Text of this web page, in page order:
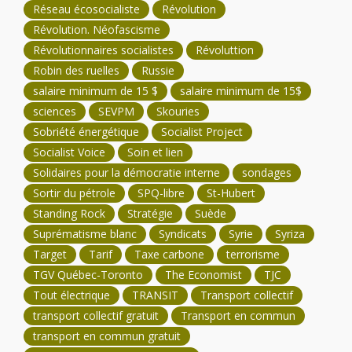
Réseau écosocialiste
Révolution
Révolution. Néofascisme
Révolutionnaires socialistes
Révoluttion
Robin des ruelles
Russie
salaire minimum de 15 $
salaire minimum de 15$
sciences
SEVPM
Skouries
Sobriété énergétique
Socialist Project
Socialist Voice
Soin et lien
Solidaires pour la démocratie interne
sondages
Sortir du pétrole
SPQ-libre
St-Hubert
Standing Rock
Stratégie
Suède
Suprématisme blanc
Syndicats Syrie
Syriza
Target
Tarif Taxe carbone
terrorisme
TGV Québec-Toronto
The Economist
TJC
Tout électrique
TRANSIT
Transport collectif
transport collectif gratuit
Transport en commun
transport en commun gratuit